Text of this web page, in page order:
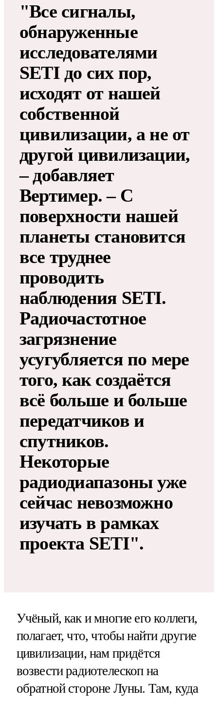
"Все сигналы,
обнаруженные
исследователями
SETI до сих пор,
исходят от нашей
собственной
цивилизации, а не от
другой цивилизации,
‒ добавляет
Вертимер. ‒ С
поверхности нашей
планеты становится
все труднее
проводить
наблюдения SETI.
Радиочастотное
загрязнение
усугубляется по мере
того, как создаётся
всё больше и больше
передатчиков и
спутников.
Некоторые
радиодиапазоны уже
сейчас невозможно
изучать в рамках
проекта SETI".
Учёный, как и многие его коллеги,
полагает, что, чтобы найти другие
цивилизации, нам придётся
возвести радиотелескоп на
обратной стороне Луны. Там, куда